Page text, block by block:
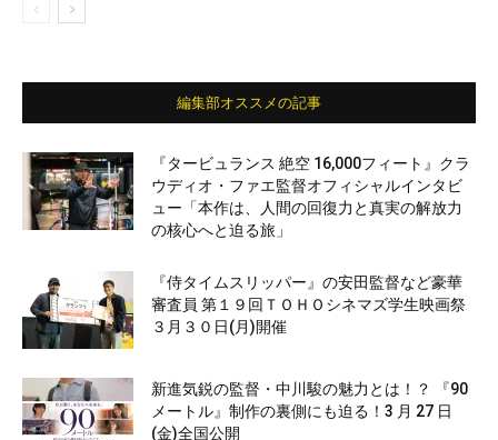
編集部オススメの記事
『タービュランス 絶空 16,000フィート』クラ
ウディオ・ファエ監督オフィシャルインタビ
ュー「本作は、人間の回復力と真実の解放力
の核心へと迫る旅」
『侍タイムスリッパー』の安田監督など豪華
審査員 第１９回ＴＯＨＯシネマズ学生映画祭
３月３０日(月)開催
新進気鋭の監督・中川駿の魅力とは！？ 『90
メートル』制作の裏側にも迫る！3 月 27 日
(金)全国公開